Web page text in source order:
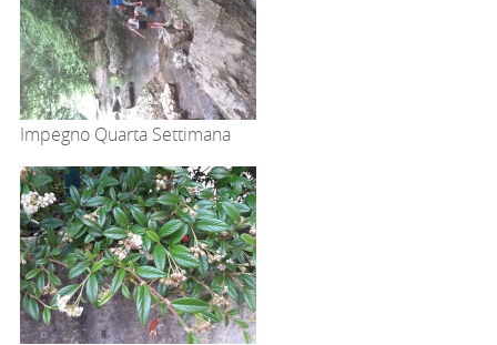
Impegno Quarta Settimana